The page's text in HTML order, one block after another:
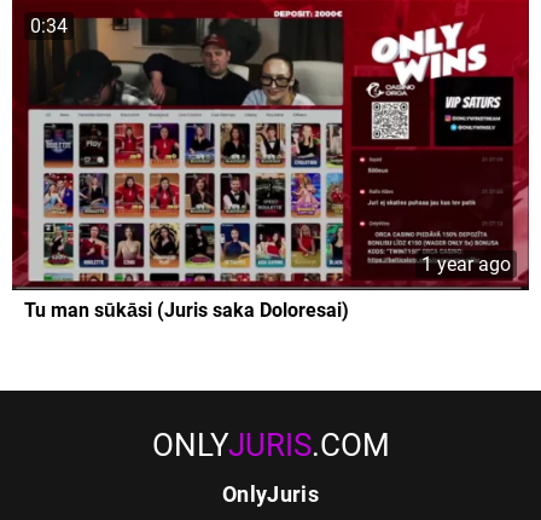
0:34
1 year ago
Tu man sūkāsi (Juris saka Doloresai)
ONLYJURIS.COM
OnlyJuris